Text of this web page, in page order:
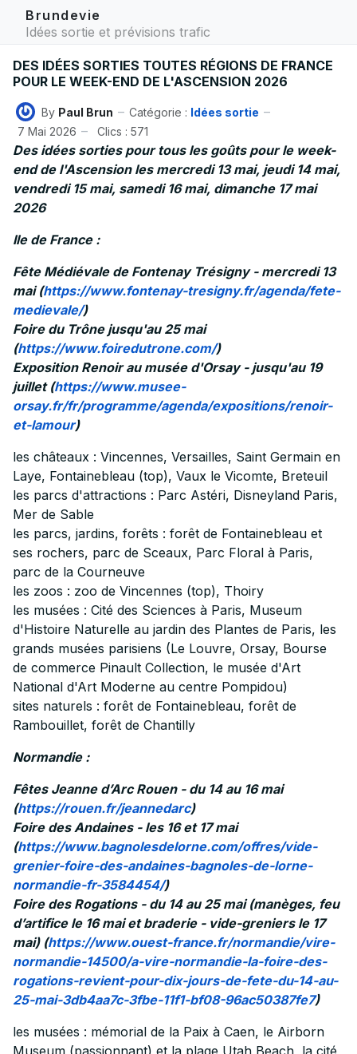
Brundevie
Idées sortie et prévisions trafic
DES IDÉES SORTIES TOUTES RÉGIONS DE FRANCE
POUR LE WEEK-END DE L'ASCENSION 2026
By Paul Brun Catégorie : Idées sortie
7 Mai 2026
Clics : 571
Des idées sorties pour tous les goûts pour le week-
end de l'Ascension les mercredi 13 mai, jeudi 14 mai,
vendredi 15 mai, samedi 16 mai, dimanche 17 mai
2026
Ile de France :
Fête Médiévale de Fontenay Trésigny - mercredi 13
mai (https://www.fontenay-tresigny.fr/agenda/fete-
medievale/)
Foire du Trône jusqu'au 25 mai
(https://www.foiredutrone.com/)
Exposition Renoir au musée d'Orsay - jusqu'au 19
juillet (https://www.musee-
orsay.fr/fr/programme/agenda/expositions/renoir-
et-lamour)
les châteaux : Vincennes, Versailles, Saint Germain en
Laye, Fontainebleau (top), Vaux le Vicomte, Breteuil
les parcs d'attractions : Parc Astéri, Disneyland Paris,
Mer de Sable
les parcs, jardins, forêts : forêt de Fontainebleau et
ses rochers, parc de Sceaux, Parc Floral à Paris,
parc de la Courneuve
les zoos : zoo de Vincennes (top), Thoiry
les musées : Cité des Sciences à Paris, Museum
d'Histoire Naturelle au jardin des Plantes de Paris, les
grands musées parisiens (Le Louvre, Orsay, Bourse
de commerce Pinault Collection, le musée d'Art
National d'Art Moderne au centre Pompidou)
sites naturels : forêt de Fontainebleau, forêt de
Rambouillet, forêt de Chantilly
Normandie :
Fêtes Jeanne d’Arc Rouen - du 14 au 16 mai
(https://rouen.fr/jeannedarc)
Foire des Andaines - les 16 et 17 mai
(https://www.bagnolesdelorne.com/offres/vide-
grenier-foire-des-andaines-bagnoles-de-lorne-
normandie-fr-3584454/)
Foire des Rogations - du 14 au 25 mai (manèges, feu
d’artifice le 16 mai et braderie - vide-greniers le 17
mai) (https://www.ouest-france.fr/normandie/vire-
normandie-14500/a-vire-normandie-la-foire-des-
rogations-revient-pour-dix-jours-de-fete-du-14-au-
25-mai-3db4aa7c-3fbe-11f1-bf08-96ac50387fe7)
les musées : mémorial de la Paix à Caen, le Airborn
Museum (passionnant) et la plage Utah Beach, la cité